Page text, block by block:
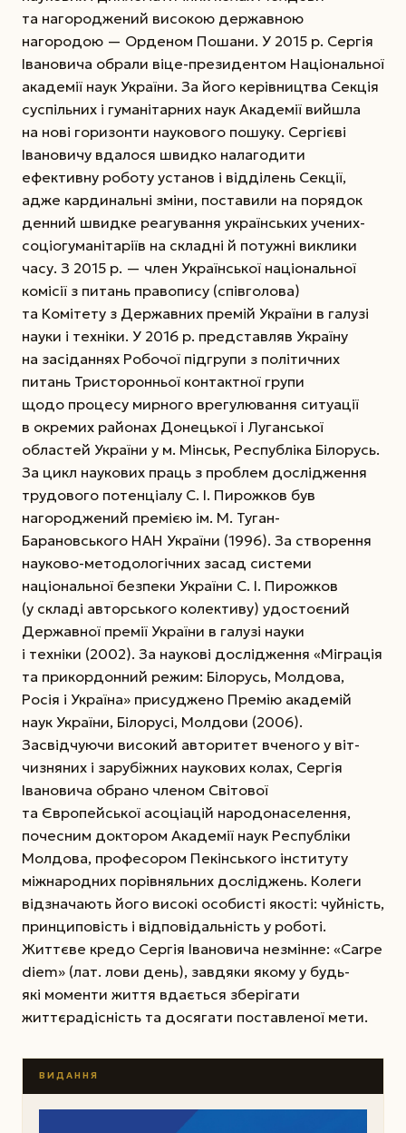
та нагороджений високою державною
нагородою — Орденом Пошани. У 2015 р. Сергія
Івановича обрали віце-президентом Національної
академії наук України. За його керівництва Секція
суспільних і гуманітарних наук Академії вийшла
на нові горизонти наукового пошуку. Сергієві
Івановичу вдалося швидко налагодити
ефективну роботу установ і відділень Секції,
адже кардинальні зміни, поставили на порядок
денний швидке реагування українських учених-
соціогуманітаріїв на складні й потужні виклики
часу. З 2015 р. — член Української національної
комісії з питань правопису (співголова)
та Комітету з Державних премій України в галузі
науки і техніки. У 2016 р. представляв Україну
на засіданнях Робочої підгрупи з політичних
питань Тристоронньої контактної групи
щодо процесу мирного врегулювання ситуації
в окремих районах Донецької і Луганської
областей України у м. Мінськ, Республіка Білорусь.
За цикл наукових праць з проблем дослідження
трудового потенціалу С. І. Пирожков був
нагороджений премією ім. М. Туган-
Барановського HAH України (1996). За створення
науково-методологічних засад системи
національної безпеки України С. І. Пирожков
(у складі авторського колективу) удостоєний
Державної премії України в галузі науки
і техніки (2002). За наукові дослідження «Міграція
та прикордонний режим: Білорусь, Молдова,
Росія і Україна» присуджено Премію академій
наук України, Білорусі, Молдови (2006).
Засвідчуючи високий авторитет вченого у віт­
чизняних і зарубіжних наукових колах, Сергія
Івановича обрано членом Світової
та Європейської асоціацій народонаселення,
почесним доктором Академії наук Республіки
Молдова, професором Пекінського інституту
міжнародних порівняльних досліджень. Колеги
відзначають його високі особисті якості: чуйність,
принциповість і відповідальність у роботі.
Життєве кредо Сергія Івановича незмінне: «Саrpe
diem» (лат. лови день), завдяки якому у будь-
які моменти життя вдається зберігати
життєрадісність та досягати поставленої мети.
ВИДАННЯ